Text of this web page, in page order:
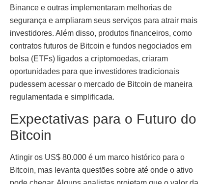
Binance e outras implementaram melhorias de
segurança e ampliaram seus serviços para atrair mais
investidores. Além disso, produtos financeiros, como
contratos futuros de Bitcoin e fundos negociados em
bolsa (ETFs) ligados a criptomoedas, criaram
oportunidades para que investidores tradicionais
pudessem acessar o mercado de Bitcoin de maneira
regulamentada e simplificada.
Expectativas para o Futuro do
Bitcoin
Atingir os US$ 80.000 é um marco histórico para o
Bitcoin, mas levanta questões sobre até onde o ativo